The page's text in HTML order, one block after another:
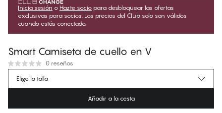
Inicia sesión o Hazte socio para desbloquear las ofertas
exclusivas para socios. Los precios del Club solo son válidos
cuando estás conectado.
Smart Camiseta de cuello en V
0 reseñas
€22.95 Precio regular
Elige la talla
Añadir a la cesta